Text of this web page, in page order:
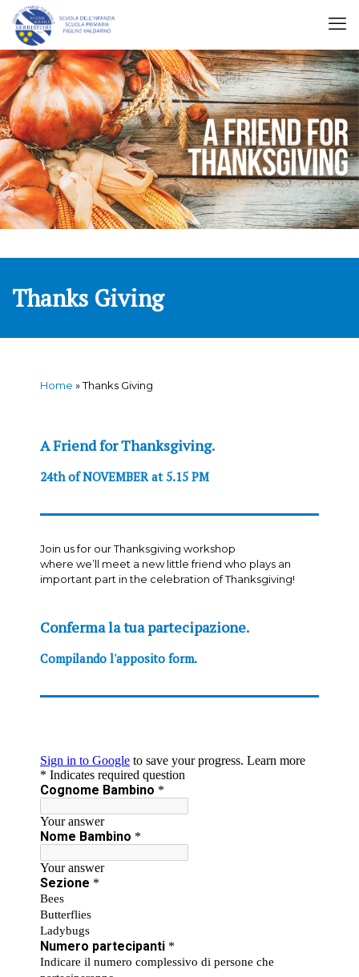
Thanks Giving
Home »Thanks Giving
A Friend for Thanksgiving.
24th of NOVEMBER at 5.15 PM
Join us for our Thanksgiving workshop
where we’ll meet a new little friend who plays an
important part in the celebration of Thanksgiving!
Conferma la tua partecipazione.
Compilando l'apposito form.